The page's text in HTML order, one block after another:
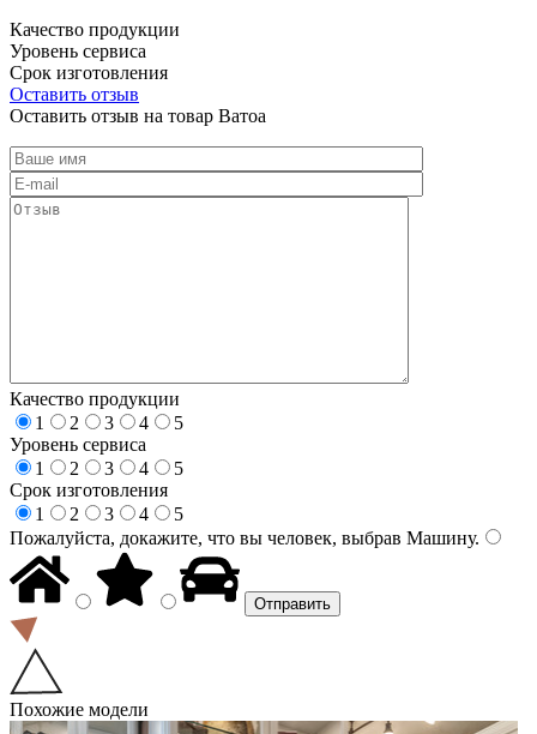
Качество продукции
Уровень сервиса
Срок изготовления
Оставить отзыв
Оставить отзыв на товар Ватоа
Качество продукции
1
2 3 4
5
Уровень сервиса
1
2 3 4
5
Срок изготовления
1
2 3 4
5
Пожалуйста, докажите, что вы человек, выбрав Машину.
Похожие модели